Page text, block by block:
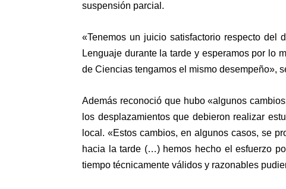
suspensión parcial.
«Tenemos un juicio satisfactorio respecto
Lenguaje durante la tarde y esperamos por lo
de Ciencias tengamos el mismo desempeño»,
Además reconoció que hubo «algunos
los desplazamientos que debieron realizar
local . «Estos cambios, en algunos casos, se
hacia la tarde (…) hemos hecho el esfuerzo
tiempo técnicamente válidos y razonables